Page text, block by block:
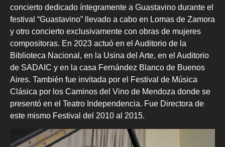
concierto dedicado íntegramente a Guastavino durante el
festival “Guastavino” llevado a cabo en Lomas de Zamora
y otro concierto exclusivamente con obras de mujeres
compositoras. En 2023 actuó en el Auditorio de la
Biblioteca Nacional, en la Usina del Arte, en el Auditorio
de SADAIC y en la casa Fernández Blanco de Buenos
Aires. También fue invitada por el Festival de Música
Clásica por los Caminos del Vino de Mendoza donde se
presentó en el Teatro Independencia. Fue Directora de
este mismo Festival del 2010 al 2015.